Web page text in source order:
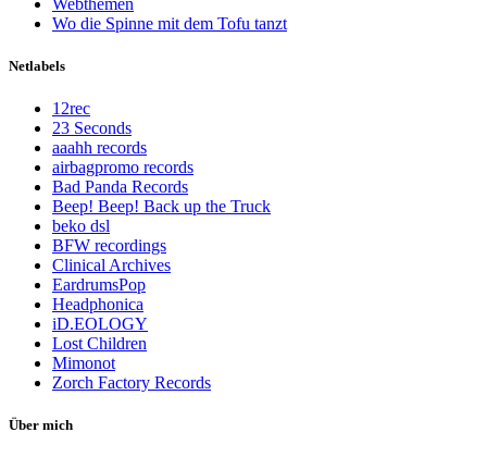
Wo die Spinne mit dem Tofu tanzt
Netlabels
12rec
23 Seconds
aaahh records
airbagpromo records
Bad Panda Records
Beep! Beep! Back up the Truck
beko dsl
BFW recordings
Clinical Archives
EardrumsPop
Headphonica
iD.EOLOGY
Lost Children
Mimonot
Zorch Factory Records
Über mich